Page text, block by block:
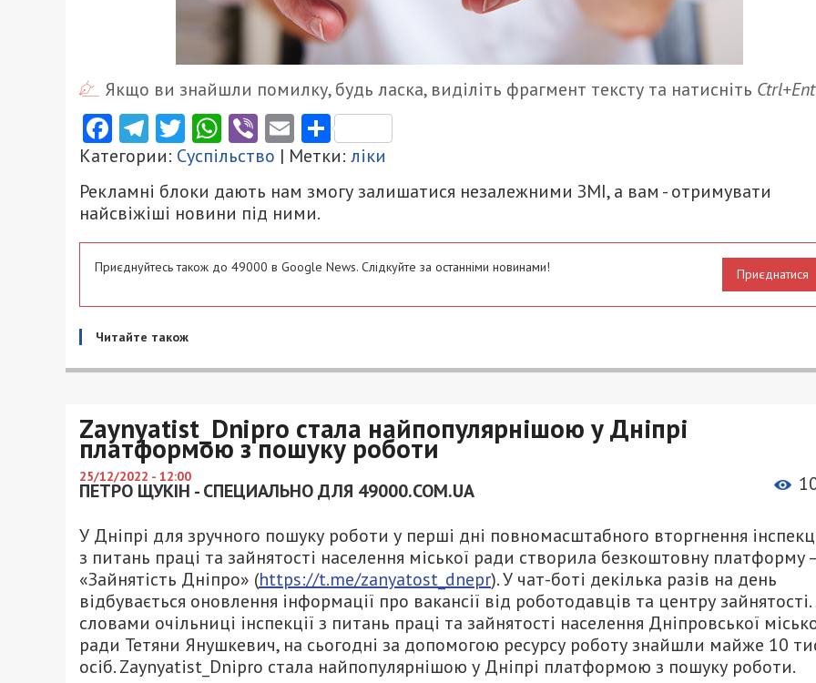
Якщо ви знайшли помилку, будь ласка, виділіть фрагмент тексту та натисніть
Facebook
Telegram
Twitter
WhatsApp
ViberEmailПоділитися
Категории: Суспільство | Метки: ліки
Рекламні блоки дають нам змогу залишатися незалежними ЗМІ, а вам - отримувати
найсвіжіші новини під ними.
Приєднуйтесь також до 49000 в Google News. Слідкуйте за останніми новинами! Приєднатися
Читайте також
Zaynyatist_Dnipro стала найпопулярнішою у Дніпрі
платформою з пошуку роботи
25/12/2022 - 12:00
ПЕТРО ЩУКІН - СПЕЦИАЛЬНО ДЛЯ 49000.COM.UA
У Дніпрі для зручного пошуку роботи у перші дні повномасштабного вторгнення
з питань праці та зайнятості населення міської ради створила безкоштовну платформу
«Зайнятість Дніпро» (https://t.me/zanyatost_dnepr). У чат-боті декілька разів на день
відбувається оновлення інформації про вакансії від роботодавців та центру зайнятості.
словами очільниці інспекції з питань праці та зайнятості населення Дніпровської
ради Тетяни Янушкевич, на сьогодні за допомогою ресурсу роботу знайшли майже 10
осіб. Zaynyatist_Dnipro стала найпопулярнішою у Дніпрі платформою з пошуку роботи.